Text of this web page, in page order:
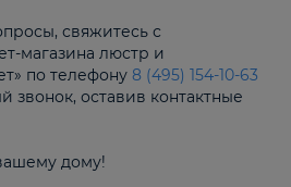
свяжитесь с
магазина люстр и
по телефону 8 (495) 154-10-63
звонок, оставив контактные
дому!